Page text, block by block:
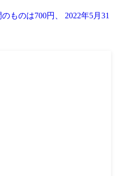
ものは700円、 2022年5月31